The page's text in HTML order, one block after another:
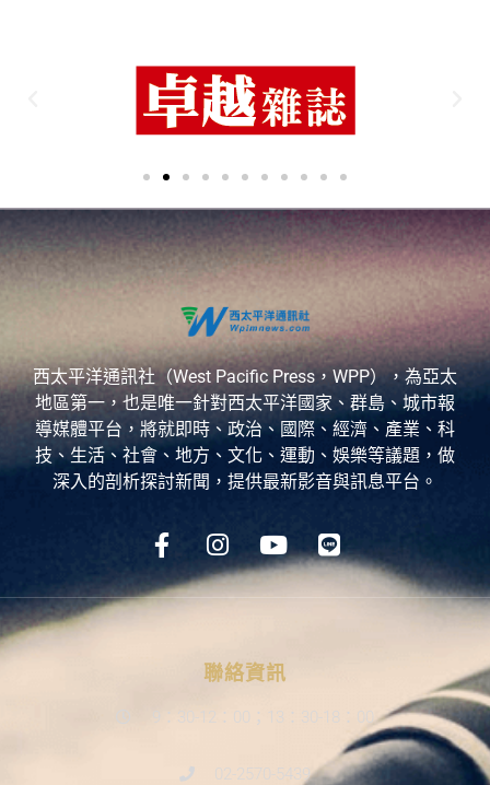
西太平洋通訊社（West Pacific Press，WPP），為亞太
地區第一，也是唯一針對西太平洋國家、群島、城市報
導媒體平台，將就即時、政治、國際、經濟、產業、科
技、生活、社會、地方、文化、運動、娛樂等議題，做
深入的剖析探討新聞，提供最新影音與訊息平台。
聯絡資訊
9：30-12：00；13：30-18：00
02-2570-5439